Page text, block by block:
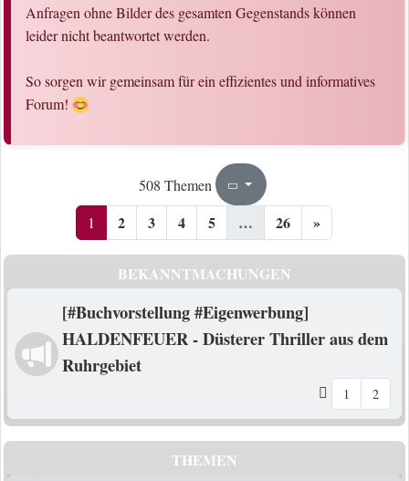
Anfragen ohne Bilder des gesamten Gegenstands können
leider nicht beantwortet werden.
So sorgen wir gemeinsam für ein effizientes und informatives
Forum!
508 Themen Seite1
1 2 3 4 5 … 26 »
BEKANNTMACHUNGEN
[#Buchvorstellung #Eigenwerbung]
HALDENFEUER - Düsterer Thriller aus dem
Ruhrgebiet
1 2
THEMEN